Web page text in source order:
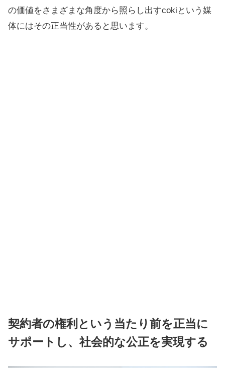
の価値をさまざまな角度から照らし出すcokiという媒
体にはその正当性があると思います。
契約者の権利という当たり前を正当に
サポートし、社会的な公正を実現する